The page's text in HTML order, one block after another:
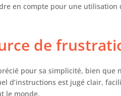
en compte pour une utilisation
de
pour sa simplicité, bien que
d’instructions est jugé clair,
le monde.